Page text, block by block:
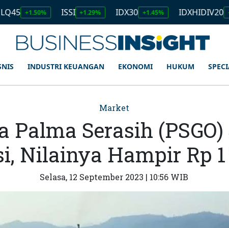
ISSI +1.29% IDX30 +1.45% IDXHIDIV20 +1.11%
INDUSTRI KEUANGAN EKONOMI HUKUM
Market
Palma Serasih
Nilainya Hampir Rp
Selasa, 12 September 2023 | 10:56 WIB